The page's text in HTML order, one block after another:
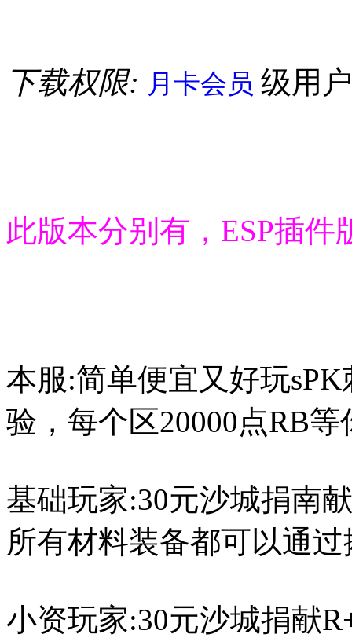
下载权限: 月卡会员 级用
此版本分别有，ESP插
本服:简单便宜又好玩
验，每个区20000点RB等
基础玩家:30元沙城捐南
所有材料装备都可以通
小资玩家:30元沙城捐献